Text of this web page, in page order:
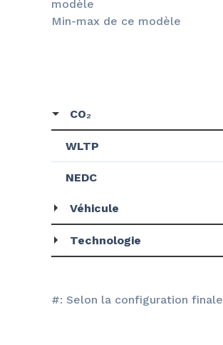
modèle
Min-max de ce modèle
CO₂
WLTP
NEDC
Véhicule
Technologie
#: Selon la configuration finale